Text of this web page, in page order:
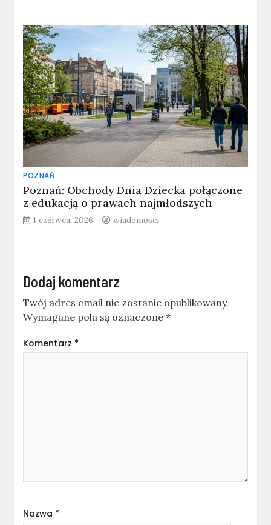
POZNAŃ
Poznań: Obchody Dnia Dziecka połączone
z edukacją o prawach najmłodszych
1 czerwca, 2026 wiadomosci
Dodaj komentarz
Twój adres email nie zostanie opublikowany.
Wymagane pola są oznaczone*
Komentarz *
Nazwa *